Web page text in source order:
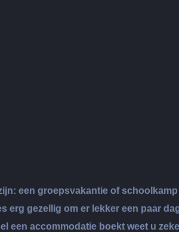
een groepsvakantie of
erg gezellig om er lekker een paar
een accommodatie boekt weet u